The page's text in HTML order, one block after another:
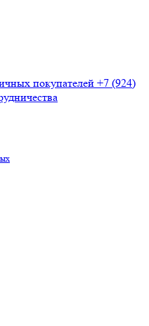
покупателей +7 (924)